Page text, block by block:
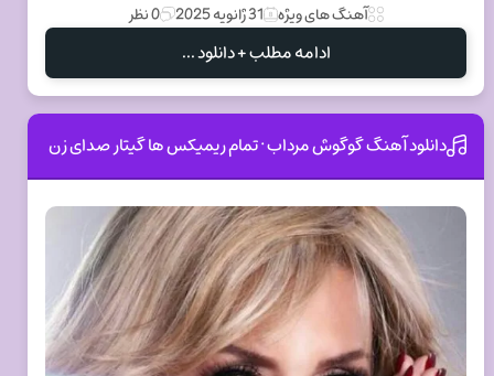
آهنگ های ویژه 31 ژانویه 2025 0 نظر
ادامه مطلب + دانلود ...
دانلود آهنگ گوگوش مرداب · تمام ریمیکس ها گیتار صدای زن